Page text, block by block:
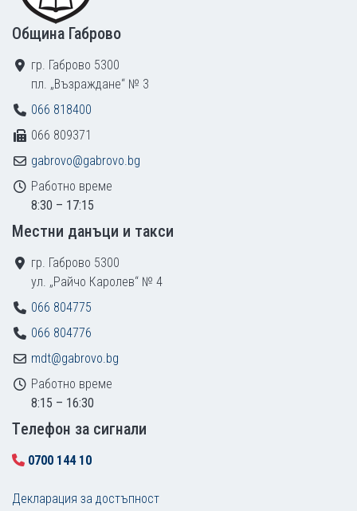
Община Габрово
гр. Габрово 5300
пл. „Възраждане“ № 3
066 818400
066 809371
gabrovo@gabrovo.bg
Работно време
8:30 – 17:15
Местни данъци и такси
гр. Габрово 5300
ул. „Райчо Каролев“ № 4
066 804775
066 804776
mdt@gabrovo.bg
Работно време
8:15 – 16:30
Tелефон за сигнали
0700 144 10
Декларация за достъпност